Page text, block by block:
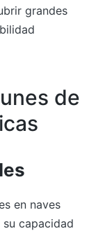
grandes
de
en naves
capacidad